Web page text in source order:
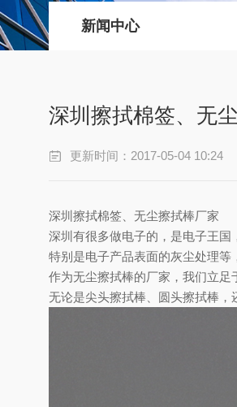
新闻中心
深圳擦拭棉签、无
更新时间：2017-05-04 10:24
深圳擦拭棉签、无尘擦拭棒厂家
深圳有很多做电子的，是电子王国
特别是电子产品表面的灰尘处理等
作为无尘擦拭棒的厂家，我们立足
无论是尖头擦拭棒、圆头擦拭棒，